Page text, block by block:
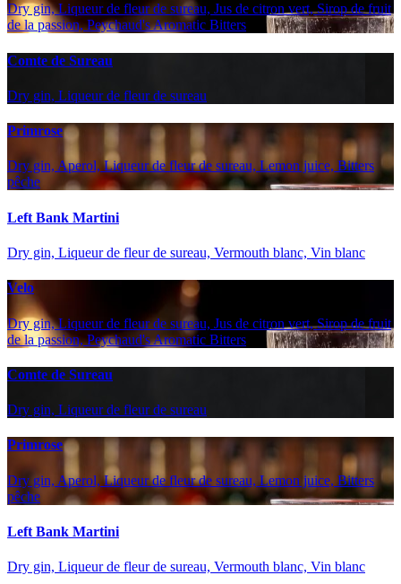
Dry gin, Liqueur de fleur de sureau, Jus de citron vert, Sirop de fruit
de la passion, Peychaud's Aromatic Bitters
Comte de Sureau
Dry gin, Liqueur de fleur de sureau
Primrose
Dry gin, Aperol, Liqueur de fleur de sureau, Lemon juice, Bitters
pêche
Left Bank Martini
Dry gin, Liqueur de fleur de sureau, Vermouth blanc, Vin blanc
Velo
Dry gin, Liqueur de fleur de sureau, Jus de citron vert, Sirop de fruit
de la passion, Peychaud's Aromatic Bitters
Comte de Sureau
Dry gin, Liqueur de fleur de sureau
Primrose
Dry gin, Aperol, Liqueur de fleur de sureau, Lemon juice, Bitters
pêche
Left Bank Martini
Dry gin, Liqueur de fleur de sureau, Vermouth blanc, Vin blanc